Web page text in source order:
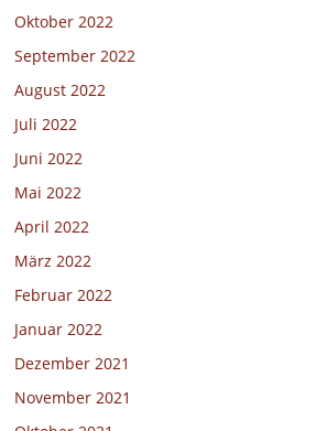
Oktober 2022
September 2022
August 2022
Juli 2022
Juni 2022
Mai 2022
April 2022
März 2022
Februar 2022
Januar 2022
Dezember 2021
November 2021